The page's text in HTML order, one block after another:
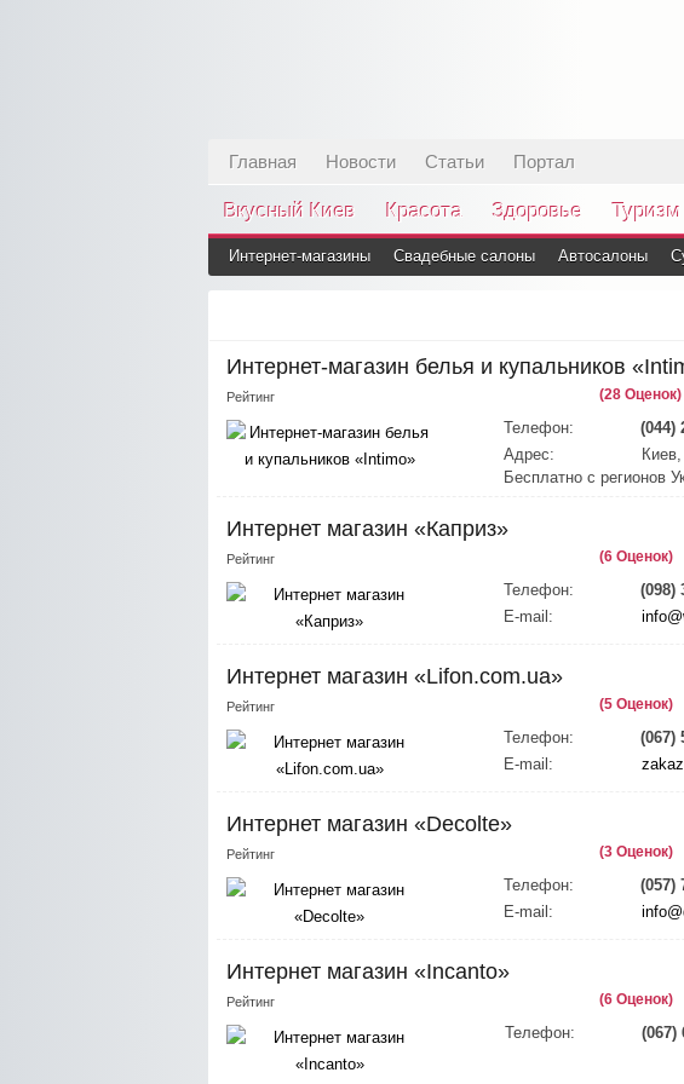
Главная Новости Статьи Портал
Вкусный Киев Красота Здоровье Туризм
Интернет-магазины Свадебные салоны Автосалоны
Интернет-магазин белья и купальников
Рейтинг (28 Оценок)
Телефон:
(044)
Адрес:
Бесплатно с регионов
Интернет магазин «Каприз»
Рейтинг (6 Оценок)
Телефон:
(098)
E-mail:
Интернет магазин «Lifon.com.ua»
Рейтинг (5 Оценок)
Телефон:
(067)
E-mail:
Интернет магазин «Decolte»
Рейтинг (3 Оценок)
Телефон:
(057)
E-mail:
Интернет магазин «Incanto»
Рейтинг (6 Оценок)
Телефон: (067)